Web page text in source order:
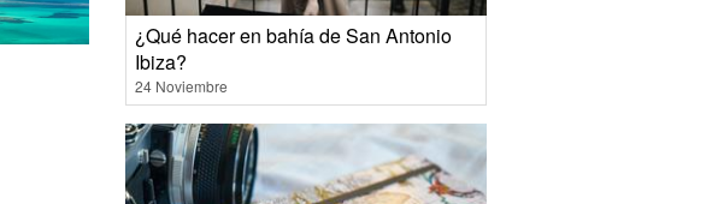
¿Qué hacer en bahía de San Antonio
Ibiza?
24 Noviembre